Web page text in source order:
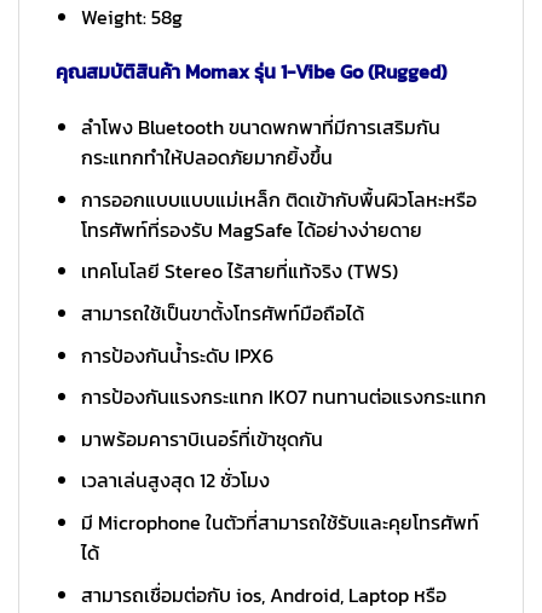
Weight: 58g
คุณสมบัติสินค้า Momax รุ่น 1-Vibe Go (Rugged)
ลำโพง Bluetooth ขนาดพกพาที่มีการเสริมกัน
กระแทกทำให้ปลอดภัยมากยิ้งขึ้น
การออกแบบแบบแม่เหล็ก ติดเข้ากับพื้นผิวโลหะหรือ
โทรศัพท์ที่รองรับ MagSafe ได้อย่างง่ายดาย
เทคโนโลยี Stereo ไร้สายที่แท้จริง (TWS)
สามารถใช้เป็นขาตั้งโทรศัพท์มือถือได้
การป้องกันน้ำระดับ IPX6
การป้องกันแรงกระแทก IK07 ทนทานต่อแรงกระแทก
มาพร้อมคาราบิเนอร์ที่เข้าชุดกัน
เวลาเล่นสูงสุด 12 ชั่วโมง
มี Microphone ในตัวที่สามารถใช้รับและคุยโทรศัพท์
ได้
สามารถเชื่อมต่อกับ ios, Android, Laptop หรือ